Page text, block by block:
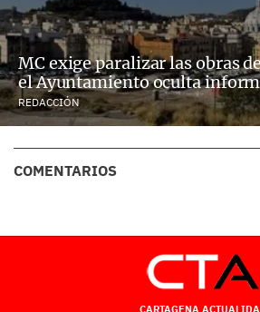
MC exige paralizar las obras
el Ayuntamiento oculta
REDACCIÓN
COMENTARIOS
CARTAGENA